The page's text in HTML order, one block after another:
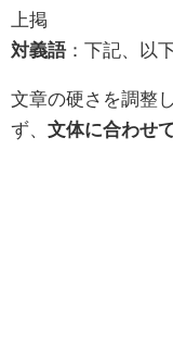
上掲
対義語：下記、以
文章の硬さを調整
ず、 文体に合わせ